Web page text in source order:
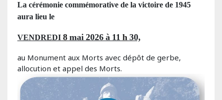
La cérémonie commémorative de la victoire de 1945
aura lieu le
VENDREDI 8 mai 2026 à 11 h 30,
au Monument aux Morts avec dépôt de gerbe,
allocution et appel des Morts.